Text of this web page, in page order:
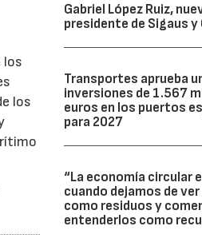
los
los
Gabriel López Ruiz,
presidente de Sigaus y
Transportes aprueba
inversiones de 1.567
euros en los puertos
para 2027
“La economía circular
cuando dejamos de
como residuos y
entenderlos como